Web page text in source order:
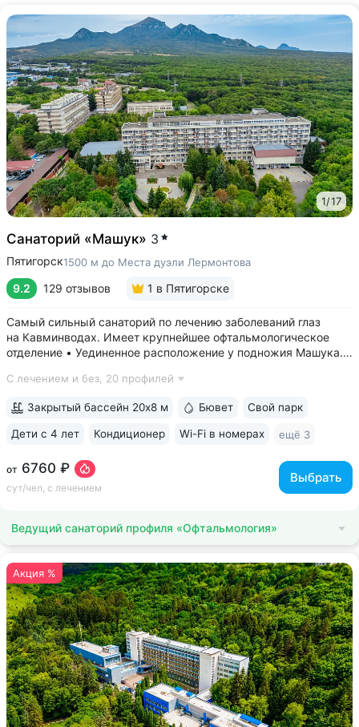
1/17
Санаторий «Машук» 3
Пятигорск1500 м до Места дуэли Лермонтова
9.2 129 отзывов 1 в Пятигорске
Самый сильный санаторий по лечению заболеваний глаз
на Кавминводах. Имеет крупнейшее офтальмологическое
отделение • Уединенное расположение у подножия Машука.
площадка Ворота любви, начало терренкура вокруг Машука.
С лечением и без, 20 профилей
от 6760 ₽
сут/чел, с лечением
Выбрать
Закрытый бассейн 20х8 м Бювет Свой парк
Дети с 4 лет Кондиционер Wi-Fi в номерах ещё 3
Ведущий санаторий профиля «Офтальмология»
Акция %